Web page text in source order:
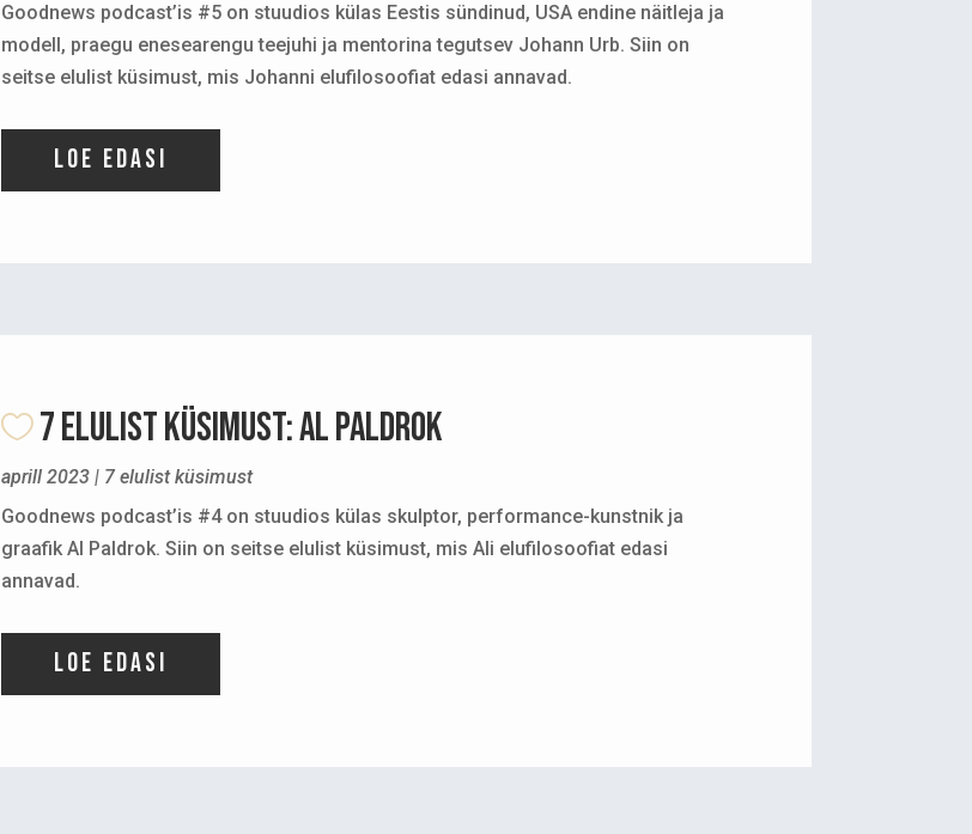
Goodnews podcast’is #5 on stuudios külas Eestis sündinud, USA endine näitleja ja
modell, praegu enesearengu teejuhi ja mentorina tegutsev Johann Urb. Siin on
seitse elulist küsimust, mis Johanni elufilosoofiat edasi annavad.
Loe edasi
7 ELULIST KÜSIMUST: Al Paldrok
aprill 2023| 7 elulist küsimust
Goodnews podcast’is #4 on stuudios külas skulptor, performance-kunstnik ja
graafik Al Paldrok. Siin on seitse elulist küsimust, mis Ali elufilosoofiat edasi
annavad.
Loe edasi